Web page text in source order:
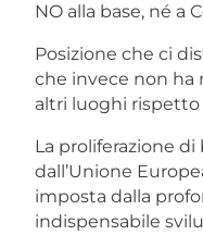
NO alla base, né a
Posizione che ci
che invece non ha
altri luoghi rispetto
La proliferazione
dall’Unione
imposta dalla
indispensabile